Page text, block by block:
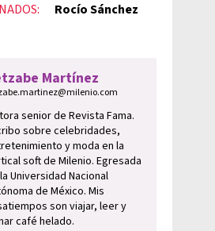
Rocío Sánchez
Martínez
senior de Revista Fama.
sobre celebridades,
y moda en la
soft de Milenio. Egresada
Universidad Nacional
de México. Mis
son viajar, leer y
café helado.